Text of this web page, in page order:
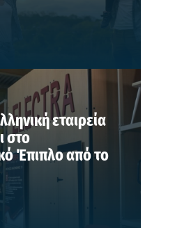
εταιρεία
στο
Έπιπλο από το